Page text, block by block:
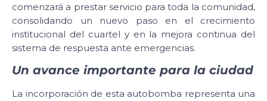
comenzará a prestar servicio para toda la comunidad,
consolidando un nuevo paso en el crecimiento
institucional del cuartel y en la mejora continua del
sistema de respuesta ante emergencias.
Un avance importante para la ciudad
La incorporación de esta autobomba representa una